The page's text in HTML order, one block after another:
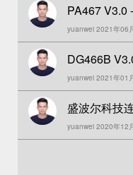
PA467 V3.0
yuanwei 2021年06
DG466B
上市！
yuanwei 2021年01
盛波尔科技
yuanwei 2020年12